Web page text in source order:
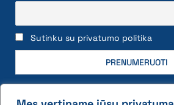
Sutinku su privatumo politika